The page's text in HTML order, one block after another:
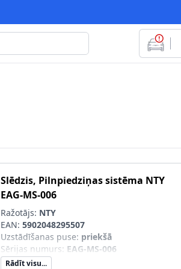
Slēdzis, Pilnpiedziņas sistēma NTY
EAG-MS-006
Ražotājs: NTY
EAN: 5902048295507
Uzstādīšanas puse: priekšā
Sērijas numurs: EAG-MS-006
Rādīt visu...